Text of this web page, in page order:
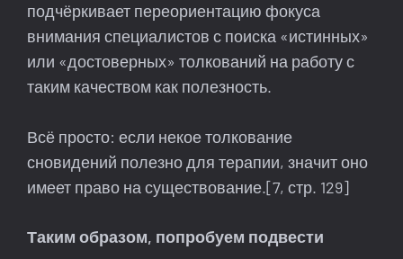
подчёркивает переориентацию фокуса
внимания специалистов с поиска «истинных»
или «достоверных» толкований на работу с
таким качеством как полезность.
Всё просто: если некое толкование
сновидений полезно для терапии, значит оно
имеет право на существование.[7, стр. 129]
Таким образом, попробуем подвести